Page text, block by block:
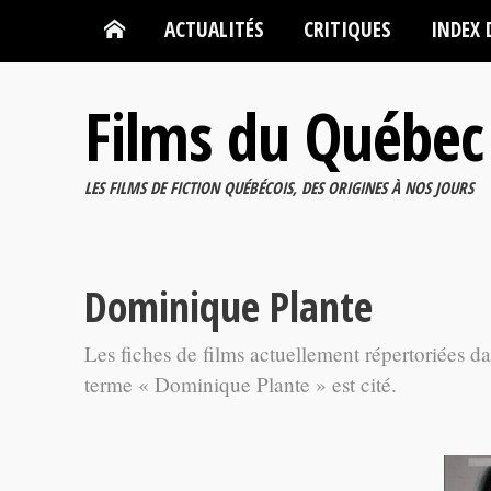
ACTUALITÉS CRITIQUES INDEX
Films du Québec
LES FILMS DE FICTION QUÉBÉCOIS, DES ORIGINES À NOS JOURS
Dominique Plante
Les fiches de films actuellement répertoriées
terme « Dominique Plante » est cité.